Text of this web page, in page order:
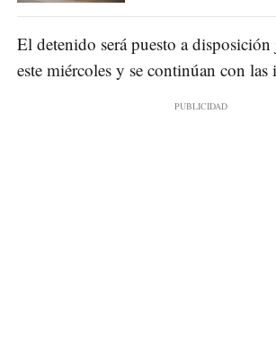
El detenido será puesto a
este miércoles y se continúan con las